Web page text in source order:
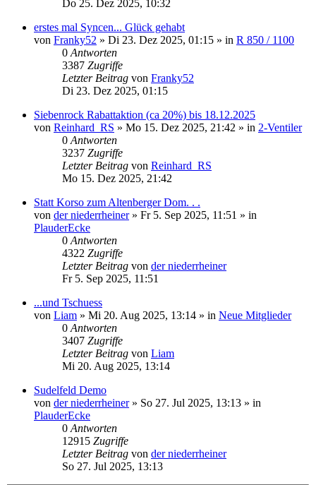
Do 25. Dez 2025, 10:32
erstes mal Syncen... Glück gehabt
von Franky52 » Di 23. Dez 2025, 01:15 » in R 850 / 1100
0 Antworten
3387 Zugriffe
Letzter Beitrag von Franky52
Di 23. Dez 2025, 01:15
Siebenrock Rabattaktion (ca 20%) bis 18.12.2025
von Reinhard_RS » Mo 15. Dez 2025, 21:42 » in 2-Ventiler
0 Antworten
3237 Zugriffe
Letzter Beitrag von Reinhard_RS
Mo 15. Dez 2025, 21:42
Statt Korso zum Altenberger Dom. . .
von der niederrheiner» Fr 5. Sep 2025, 11:51 » in
PlauderEcke
0 Antworten
4322 Zugriffe
Letzter Beitrag von der niederrheiner
Fr 5. Sep 2025, 11:51
...und Tschuess
von Liam » Mi 20. Aug 2025, 13:14 » in Neue Mitglieder
0 Antworten
3407 Zugriffe
Letzter Beitrag von Liam
Mi 20. Aug 2025, 13:14
Sudelfeld Demo
von der niederrheiner» So 27. Jul 2025, 13:13 » in
PlauderEcke
0 Antworten
12915 Zugriffe
Letzter Beitrag von der niederrheiner
So 27. Jul 2025, 13:13